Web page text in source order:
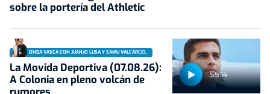
sobre la portería del Athletic
55:14
ONDA VASCA CON JUANJO LUSA Y SAMU VALCÁRCEL
La Movida Deportiva (07.08.26):
A Colonia en pleno volcán de